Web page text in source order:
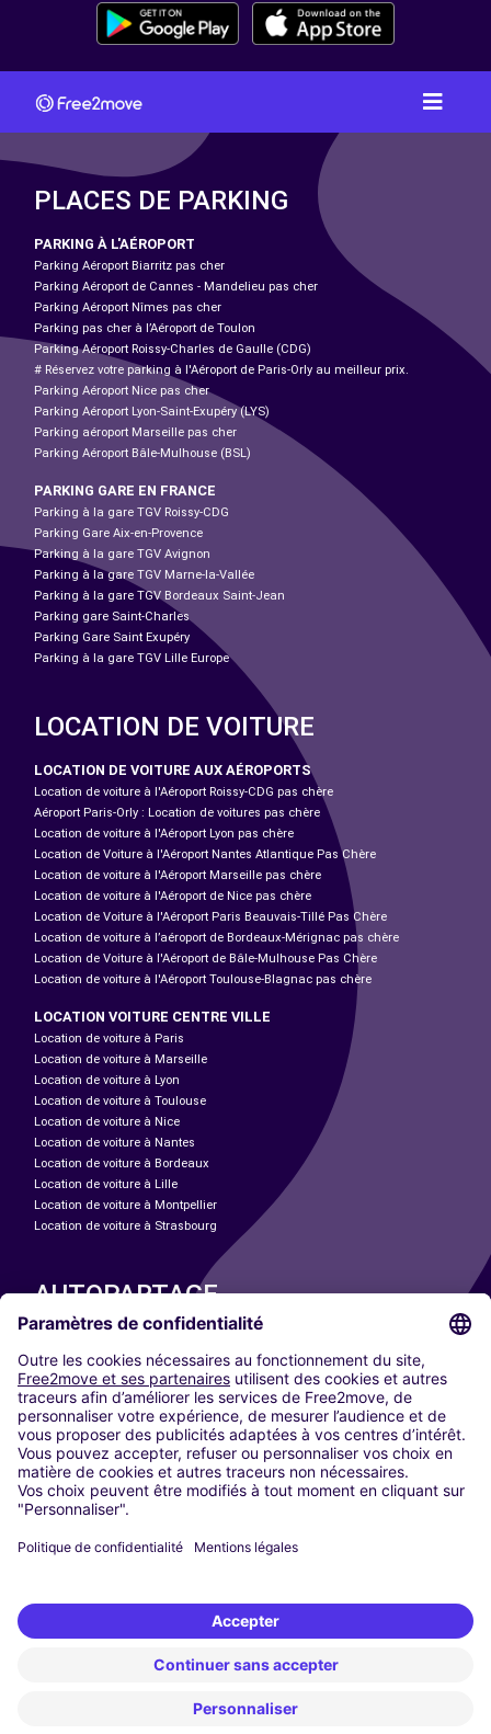
PLACES DE PARKING
PARKING À L'AÉROPORT
Parking Aéroport Biarritz pas cher
Parking Aéroport de Cannes - Mandelieu pas cher
Parking Aéroport Nîmes pas cher
Parking pas cher à l’Aéroport de Toulon
Parking Aéroport Roissy-Charles de Gaulle (CDG)
# Réservez votre parking à l'Aéroport de Paris-Orly au meilleur prix.
Parking Aéroport Nice pas cher
Parking Aéroport Lyon-Saint-Exupéry (LYS)
Parking aéroport Marseille pas cher
Parking Aéroport Bâle-Mulhouse (BSL)
PARKING GARE EN FRANCE
Parking à la gare TGV Roissy-CDG
Parking Gare Aix-en-Provence
Parking à la gare TGV Avignon
Parking à la gare TGV Marne-la-Vallée
Parking à la gare TGV Bordeaux Saint-Jean
Parking gare Saint-Charles
Parking Gare Saint Exupéry
Parking à la gare TGV Lille Europe
LOCATION DE VOITURE
LOCATION DE VOITURE AUX AÉROPORTS
Location de voiture à l'Aéroport Roissy-CDG pas chère
Aéroport Paris-Orly : Location de voitures pas chère
Location de voiture à l'Aéroport Lyon pas chère
Location de Voiture à l'Aéroport Nantes Atlantique Pas Chère
Location de voiture à l'Aéroport Marseille pas chère
Location de voiture à l'Aéroport de Nice pas chère
Location de Voiture à l'Aéroport Paris Beauvais-Tillé Pas Chère
Location de voiture à l’aéroport de Bordeaux-Mérignac pas chère
Location de Voiture à l'Aéroport de Bâle-Mulhouse Pas Chère
Location de voiture à l'Aéroport Toulouse-Blagnac pas chère
LOCATION VOITURE CENTRE VILLE
Location de voiture à Paris
Location de voiture à Marseille
Location de voiture à Lyon
Location de voiture à Toulouse
Location de voiture à Nice
Location de voiture à Nantes
Location de voiture à Bordeaux
Location de voiture à Lille
Location de voiture à Montpellier
Location de voiture à Strasbourg
AUTOPARTAGE
Paris
Madrid
Washington DC
Milan
Rome
Turin
Vienne
Berlin
Düsseldorf